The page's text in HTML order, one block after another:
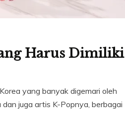
Harus Dimiliki
yang banyak digemari oleh
juga artis K-Popnya, berbagai